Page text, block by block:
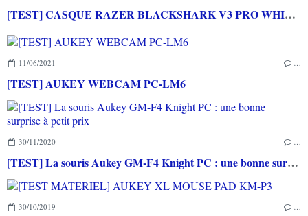
[TEST] CASQUE RAZER BLACKSHARK V3 PRO WHITE EDITION PC : Le meilleur casque jamais testé sur le blog!
11/06/2021 …
[TEST] AUKEY WEBCAM PC-LM6
30/11/2020 …
[TEST] La souris Aukey GM-F4 Knight PC : une bonne surprise à petit prix
30/10/2019 …